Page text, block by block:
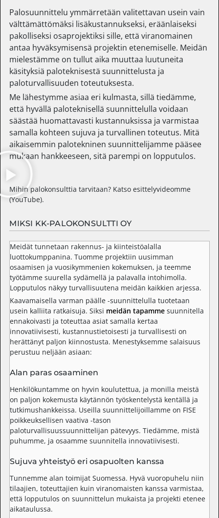
Palosuunnittelu ymmärretään valitettavan usein vain
välttämättömäksi lisäkustannukseksi, eräänlaiseksi
pakolliseksi osaprojektiksi sille, että viranomainen
antaa hyväksymisensä projektin etenemiselle. Meidän
mielestämme on tullut aika muuttaa luutuneita
käsityksiä paloteknisestä suunnittelusta ja
paloturvallisuuden toteutuksesta.
Me lähestymme asiaa eri kulmasta, sillä tiedämme,
että hyvällä paloteknisellä suunnittelulla voidaan
säästää huomattavasti kustannuksissa ja varmistaa
samalla kohteen sujuva ja turvallinen toteutus. Mitä
aikaisemmin palotekninen suunnittelijamme pääsee
mukaan hankkeeseen, sitä parempi on lopputulos.
Mihin palokonsulttia tarvitaan? Katso esittelyvideomme
(YouTube).
MIKSI KK-PALOKONSULTTI OY
Meidät tunnetaan rakennus- ja kiinteistöalalla
luottokumppanina. Tuomme projektiin uusimman
osaamisen ja vuosikymmenien kokemuksen, ja teemme
työtämme suurella sydämellä ja palavalla intohimolla.
Lopputulos näkyy turvallisuutena meidän kaikkien arjessa.
Kaavamaisella varman päälle -suunnittelulla tuotetaan
usein kalliita ratkaisuja. Siksi meidän tapamme suunnitella
ennakoivasti ja toteuttaa asiat samalla kertaa
innovatiivisesti, kustannustietoisesti ja turvallisesti on
herättänyt paljon kiinnostusta. Menestyksemme salaisuus
perustuu neljään asiaan:
Alan paras osaaminen
Henkilökuntamme on hyvin koulutettua, ja monilla meistä
on paljon kokemusta käytännön työskentelystä kentällä ja
tutkimushankkeissa. Useilla suunnittelijoillamme on FISE
poikkeuksellisen vaativa -tason
paloturvallisuussuunnittelijan pätevyys. Tiedämme, mistä
puhumme, ja osaamme suunnitella innovatiivisesti.
Sujuva yhteistyö eri osapuolten kanssa
Tunnemme alan toimijat Suomessa. Hyvä vuoropuhelu niin
tilaajien, toteuttajien kuin viranomaisten kanssa varmistaa,
että lopputulos on suunnittelun mukaista ja projekti etenee
aikataulussa.